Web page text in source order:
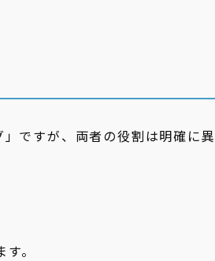
ですが、両者の役割は明確に異
。